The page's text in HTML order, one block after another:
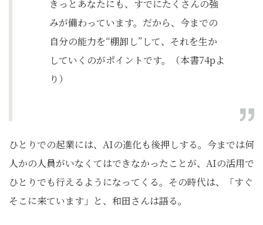
きっとあなたにも、すでにたくさんの強
みが備わっています。だから、今までの
自分の能力を“棚卸し”して、それを生か
していくのがポイントです。（本書74pよ
り）
ひとりでの起業には、AIの進化も後押しする。今までは何
人かの人員がいなくてはできなかったことが、AIの活用で
ひとりでも行えるようになってくる。その時代は、「すぐ
そこに来ています」と、和田さんは語る。